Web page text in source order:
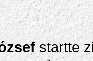
startte